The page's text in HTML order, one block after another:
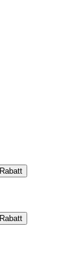
Rabatt
Rabatt